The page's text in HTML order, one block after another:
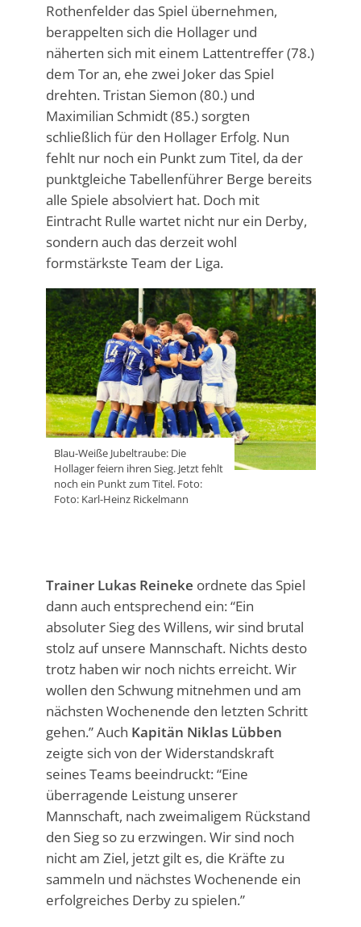
Rothenfelder das Spiel übernehmen,
berappelten sich die Hollager und
näherten sich mit einem Lattentreffer (78.)
dem Tor an, ehe zwei Joker das Spiel
drehten. Tristan Siemon (80.) und
Maximilian Schmidt (85.) sorgten
schließlich für den Hollager Erfolg. Nun
fehlt nur noch ein Punkt zum Titel, da der
punktgleiche Tabellenführer Berge bereits
alle Spiele absolviert hat. Doch mit
Eintracht Rulle wartet nicht nur ein Derby,
sondern auch das derzeit wohl
formstärkste Team der Liga.
Blau-Weiße Jubeltraube: Die
Hollager feiern ihren Sieg. Jetzt fehlt
noch ein Punkt zum Titel. Foto:
Foto: Karl-Heinz Rickelmann
Trainer Lukas Reineke ordnete das Spiel
dann auch entsprechend ein: “Ein
absoluter Sieg des Willens, wir sind brutal
stolz auf unsere Mannschaft. Nichts desto
trotz haben wir noch nichts erreicht. Wir
wollen den Schwung mitnehmen und am
nächsten Wochenende den letzten Schritt
gehen.” Auch Kapitän Niklas Lübben
zeigte sich von der Widerstandskraft
seines Teams beeindruckt: “Eine
überragende Leistung unserer
Mannschaft, nach zweimaligem Rückstand
den Sieg so zu erzwingen. Wir sind noch
nicht am Ziel, jetzt gilt es, die Kräfte zu
sammeln und nächstes Wochenende ein
erfolgreiches Derby zu spielen.”